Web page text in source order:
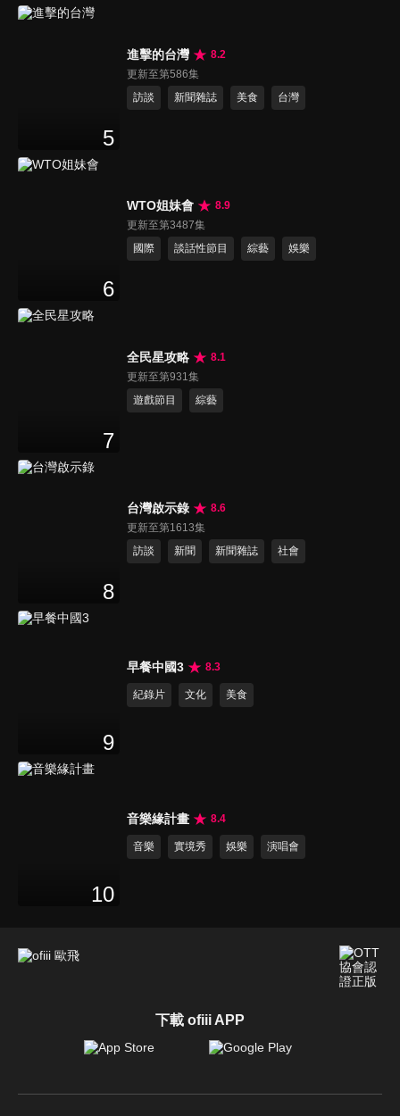
5
進擊的台灣
8.2
更新至第586集
訪談
新聞雜誌 美食 台灣
6
WTO姐妹會
8.9
更新至第3487集
國際
談話性節目 綜藝 娛樂
7
全民星攻略
8.1
更新至第931集
遊戲節目
綜藝
8
台灣啟示錄
8.6
更新至第1613集
訪談
新聞 新聞雜誌 社會
9
早餐中國3 8.3
紀錄片 文化 美食
10
音樂緣計畫 8.4
音樂 實境秀 娛樂 演唱會
下載 ofiii APP